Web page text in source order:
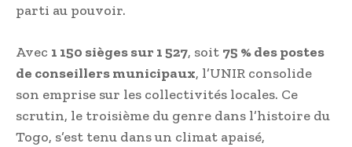
parti au pouvoir.
Avec 1 150 sièges sur 1 527, soit 75 % des postes
de conseillers municipaux, l’UNIR consolide
son emprise sur les collectivités locales. Ce
scrutin, le troisième du genre dans l’histoire du
Togo, s’est tenu dans un climat apaisé,